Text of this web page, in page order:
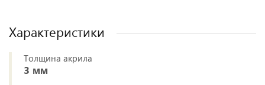
Характеристики
Толщина акрила
3 мм